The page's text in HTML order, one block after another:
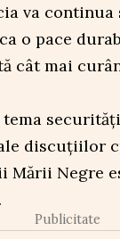
va
o pace
cât mai
discuțiilor
Mării Negre
Publicitate